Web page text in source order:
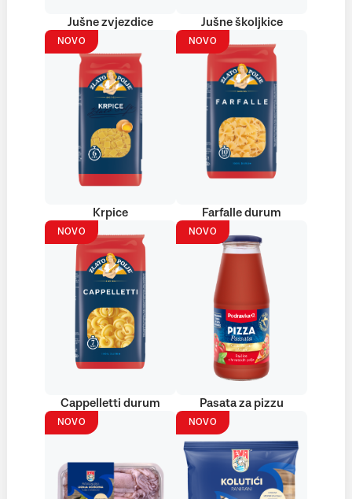
Jušne zvjezdice Jušne školjkice
NOVO
Krpice
NOVO
Farfalle durum
NOVO
Cappelletti durum
NOVO
Pasata za pizzu
NOVO NOVO